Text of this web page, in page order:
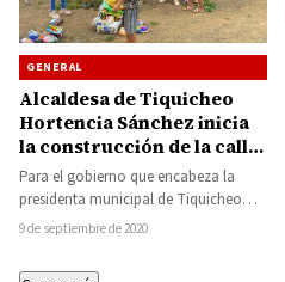
GENERAL
Alcaldesa de Tiquicheo
Hortencia Sánchez inicia
la construcción de la calle
principal del Rodeo
Para el gobierno que encabeza la
presidenta municipal de Tiquicheo
Hortencia Sánchez Rodríguez, es
9 de septiembre de 2020